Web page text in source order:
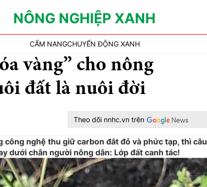
NÔNG NGHIỆP XANH
CẨM NANGCHUYỂN ĐỘNG XANH
vàng” cho nông
đất là nuôi đời
Theo dõi nnhc.vn trên
nghệ thu giữ carbon đắt đỏ và phức tạp, thì câu
dưới chân người nông dân: Lớp đất canh tác!